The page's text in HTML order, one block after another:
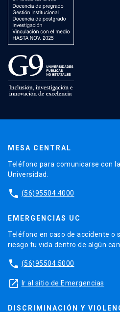
MESA CENTRAL
Teléfono para comunicarse con
Universidad.
phone (56)95504 4000
EMERGENCIAS UC
Teléfono en caso de accidente o
riesgo tu vida dentro de algún
phone (56)95504 5000
launch Ir al sitio de Emergencias
DISCRIMINACIÓN Y